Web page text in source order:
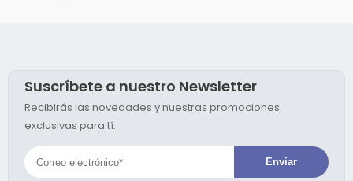
Suscríbete a nuestro Newsletter
Recibirás las novedades y nuestras promociones
exclusivas para tí.